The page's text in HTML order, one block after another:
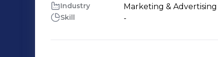
Industry Marketing & Advertising
Skill -